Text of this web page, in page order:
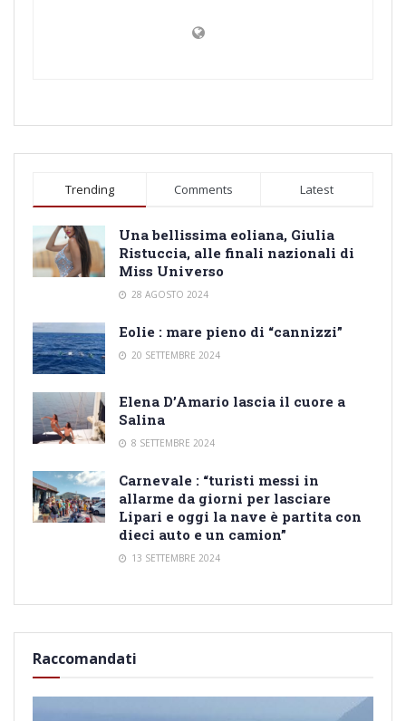
Trending Comments Latest
Una bellissima eoliana, Giulia
Ristuccia, alle finali nazionali di
Miss Universo
28 AGOSTO 2024
Eolie : mare pieno di “cannizzi”
20 SETTEMBRE 2024
Elena D’Amario lascia il cuore a
Salina
8 SETTEMBRE 2024
Carnevale : “turisti messi in
allarme da giorni per lasciare
Lipari e oggi la nave è partita con
dieci auto e un camion”
13 SETTEMBRE 2024
Raccomandati